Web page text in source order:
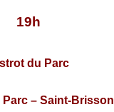
19h
du Parc
Parc – Saint-Brisson